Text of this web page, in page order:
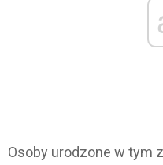
Osoby urodzone w tym